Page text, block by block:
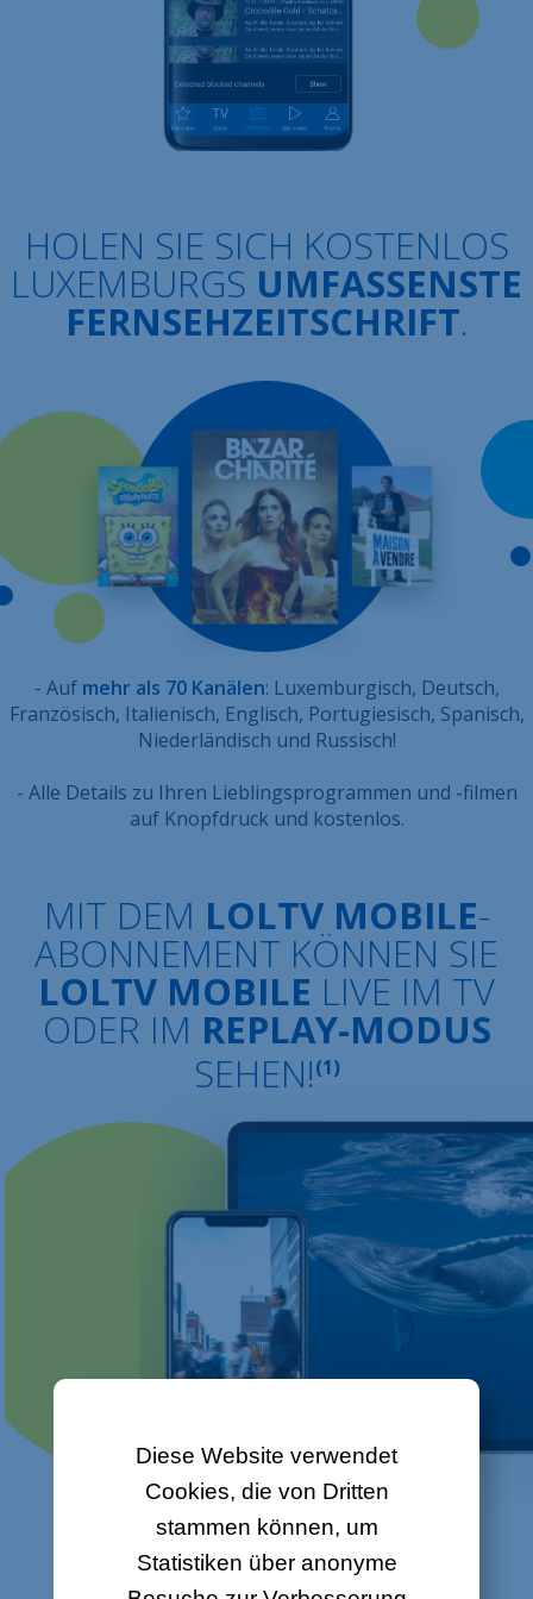
Diese Website verwendet
Cookies, die von Dritten
stammen können, um
Statistiken über anonyme
HOLEN SIE SICH KOSTENLOS
LUXEMBURGS UMFASSENSTE
FERNSEHZEITSCHRIFT.
- Auf mehr als 70 Kanälen: Luxemburgisch, Deutsch,
Französisch, Italienisch, Englisch, Portugiesisch, Spanisch,
Niederländisch und Russisch!
- Alle Details zu Ihren Lieblingsprogrammen und -filmen
auf Knopfdruck und kostenlos.
MIT DEM LOLTV MOBILE-
ABONNEMENT KÖNNEN SIE
LOLTV MOBILE LIVE IM TV
ODER IM REPLAY-MODUS
SEHEN!(1)